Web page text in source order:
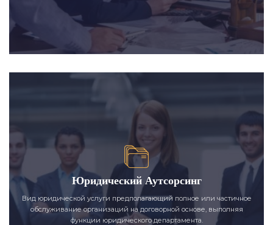
Юридический Аутсорсинг
Вид юридической услуги предполагающий полное или частичное
обслуживание организаций на договорной основе, выполняя
функции юридического департамента.